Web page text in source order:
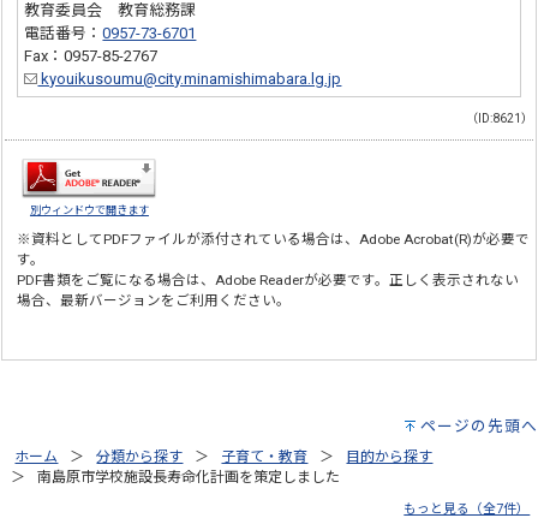
教育委員会 教育総務課
電話番号：0957-73-6701
Fax：0957-85-2767
kyouikusoumu@city.minamishimabara.lg.jp
（ID:8621）
別ウィンドウで開きます
※資料としてPDFファイルが添付されている場合は、Adobe Acrobat(R)が必要で
す。
PDF書類をご覧になる場合は、Adobe Readerが必要です。正しく表示されない
場合、最新バージョンをご利用ください。
ページの先頭へ
ホーム 分類から探す 子育て・教育
目的から探す
南島原市学校施設長寿命化計画を策定しました
もっと見る（全7件）